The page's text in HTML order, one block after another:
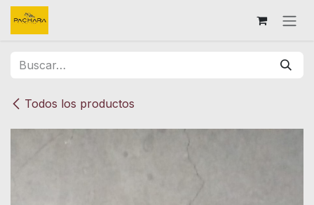
Ir al contenido
Todos los productos